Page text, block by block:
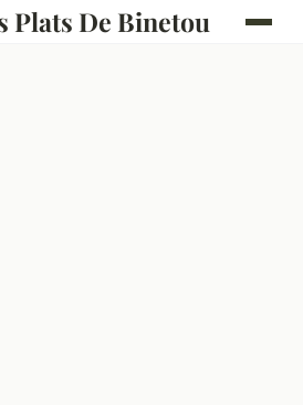
Plats De Binetou